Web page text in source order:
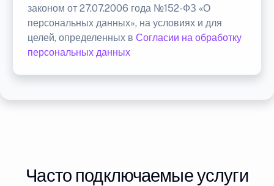
законом от 27.07.2006 года №152-ФЗ «О
персональных данных», на условиях и для
целей, определенных в Согласии на обработку
персональных данных
Часто подключаемые услуги